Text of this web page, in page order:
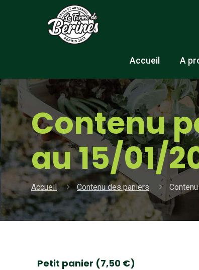
Accueil A
Contenu
au 15/01/
Accueil Contenu des paniers
Petit panier (7,50 €)